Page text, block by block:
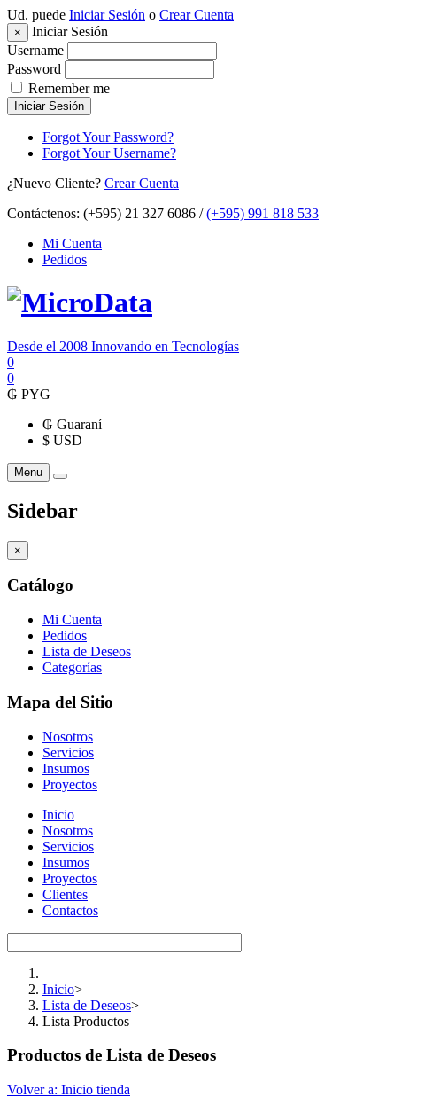
Ud. puede Iniciar Sesión o Crear Cuenta
×
Iniciar Sesión
Username
Password
Remember me
Iniciar Sesión
Forgot Your Password?
Forgot Your Username?
¿Nuevo Cliente? Crear Cuenta
Contáctenos: (+595) 21 327 6086 /(+595) 991 818 533
Mi Cuenta
Pedidos
Desde el 2008 Innovando en Tecnologías
0
0
₲ PYG
₲ Guaraní
$ USD
Menu
Sidebar
×
Catálogo
Mi Cuenta
Pedidos
Lista de Deseos
Categorías
Mapa del Sitio
Nosotros
Servicios
Insumos
Proyectos
Inicio
Nosotros
Servicios
Insumos
Proyectos
Clientes
Contactos
Inicio>
Lista de Deseos>
Lista Productos
Productos de Lista de Deseos
Volver a: Inicio tienda